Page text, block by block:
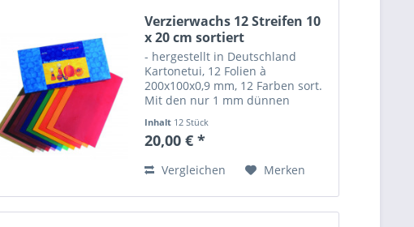
Verzierwachs 12 Streifen 10
x 20 cm sortiert
- hergestellt in Deutschland
Kartonetui, 12 Folien à
200x100x0,9 mm, 12 Farben sort.
Mit den nur 1 mm dünnen
schönen Farben, mit lichtechten
Farbpigmenten, kann man
andere Gegenstände...
Inhalt 12 Stück
20,00 € *
Vergleichen Merken